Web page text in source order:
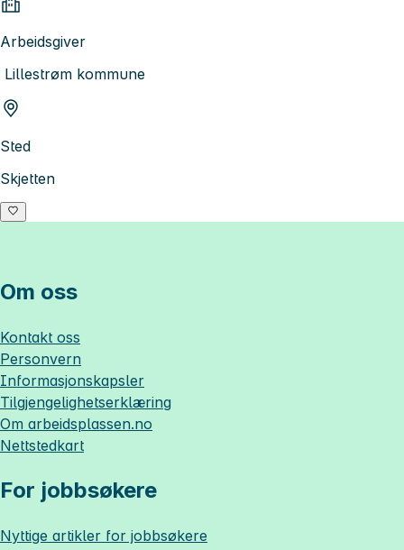
Arbeidsgiver
Lillestrøm kommune
Sted
Skjetten
Om oss
Kontakt oss
Personvern
Informasjonskapsler
Tilgjengelighetserklæring
Om arbeidsplassen.no
Nettstedkart
For jobbsøkere
Nyttige artikler for jobbsøkere